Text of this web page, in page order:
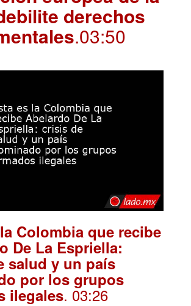
derechos
.03:50
Colombia que recibe
De La Espriella:
salud y un país
por los grupos
ilegales. 03:26